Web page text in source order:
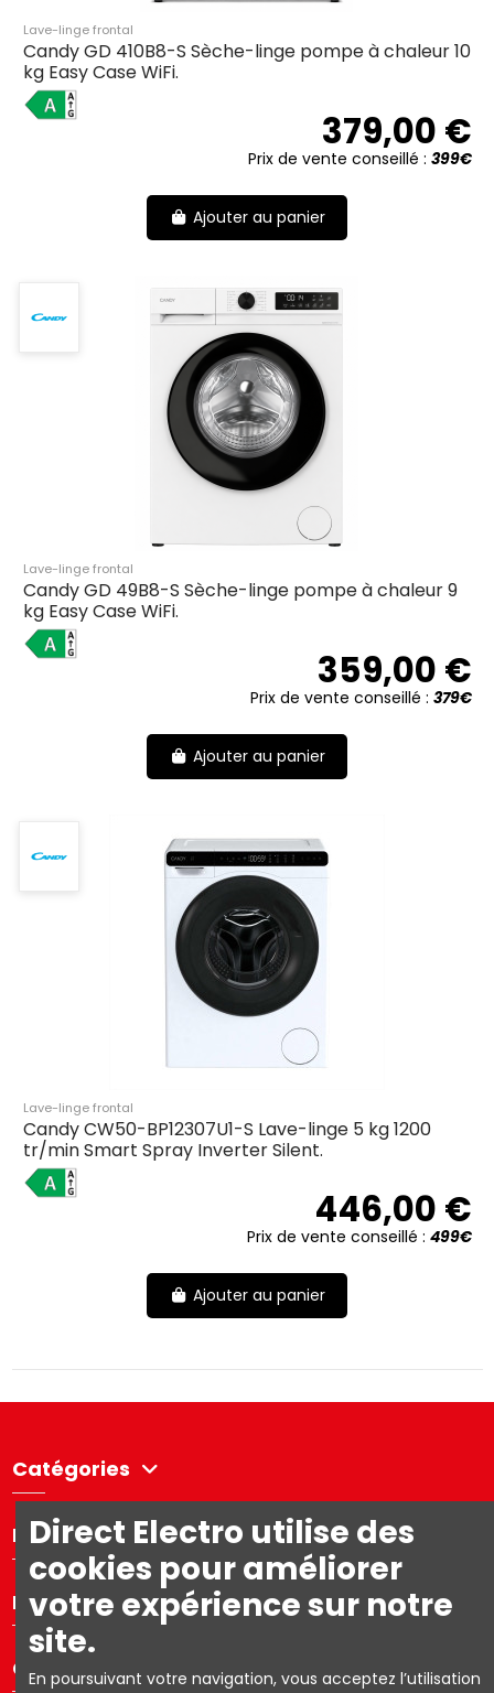
Lave-linge frontal
Candy GD 410B8-S Sèche-linge pompe à chaleur 10
kg Easy Case WiFi.
A
379,00 €
Prix de vente conseillé : 399€
Ajouter au panier
Lave-linge frontal
Candy GD 49B8-S Sèche-linge pompe à chaleur 9
kg Easy Case WiFi.
A
359,00 €
Prix de vente conseillé : 379€
Ajouter au panier
Lave-linge frontal
Candy CW50-BP12307U1-S Lave-linge 5 kg 1200
tr/min Smart Spray Inverter Silent.
A
446,00 €
Prix de vente conseillé : 499€
Ajouter au panier
Catégories
Directelectro
Mon compte
Contact us
Direct Electro utilise des
cookies pour améliorer
votre expérience sur notre
site.
En poursuivant votre navigation, vous acceptez l’utilisation